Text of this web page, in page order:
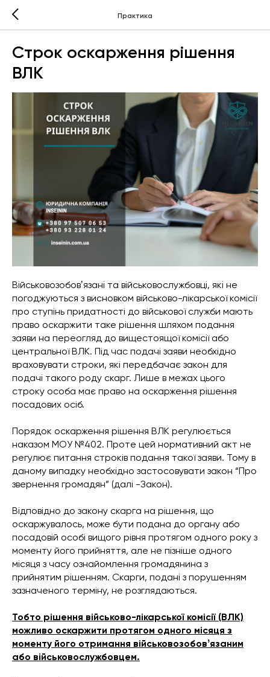
Практика
Строк оскарження рішення
ВЛК
Військовозобовʼязані та військовослужбовці, які не
погоджуються з висновком військово-лікарської комісії
про ступінь придатності до військової служби мають
право оскаржити таке рішення шляхом подання
заяви на переогляд до вищестоящої комісії або
центральної ВЛК. Під час подачі заяви необхідно
враховувати строки, які передбачає закон для
подачі такого роду скарг. Лише в межах цього
строку особа має право на оскарження рішення
посадових осіб.
Порядок оскарження рішення ВЛК регулюється
наказом МОУ №402. Проте цей нормативний акт не
регулює питання строків подання такої заяви. Тому в
даному випадку необхідно застосовувати закон “Про
звернення громадян” (далі -Закон).
Відповідно до закону скарга на рішення, що
оскаржувалось, може бути подана до органу або
посадовій особі вищого рівня протягом одного року з
моменту його прийняття, але не пізніше одного
місяця з часу ознайомлення громадянина з
прийнятим рішенням. Скарги, подані з порушенням
зазначеного терміну, не розглядаються.
Тобто рішення військово-лікарської комісії (ВЛК)
можливо оскаржити протягом одного місяця з
моменту його отримання військовозобовʼязаним
або військовослужбовцем.